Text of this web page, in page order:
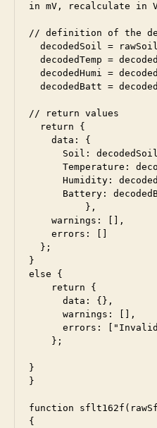
in mV, recalculate in
// definition of the
// return values
}
else {
}
}
function
{